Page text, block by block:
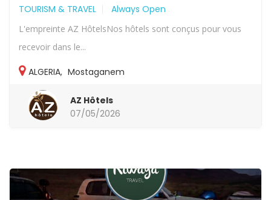
TOURISM & TRAVEL Always Open
L'empreinte AZ HôtelsNos hôtels sont conçus pour vous
recevoir dans le...
ALGERIA, Mostaganem
AZ Hôtels
07/05/2026